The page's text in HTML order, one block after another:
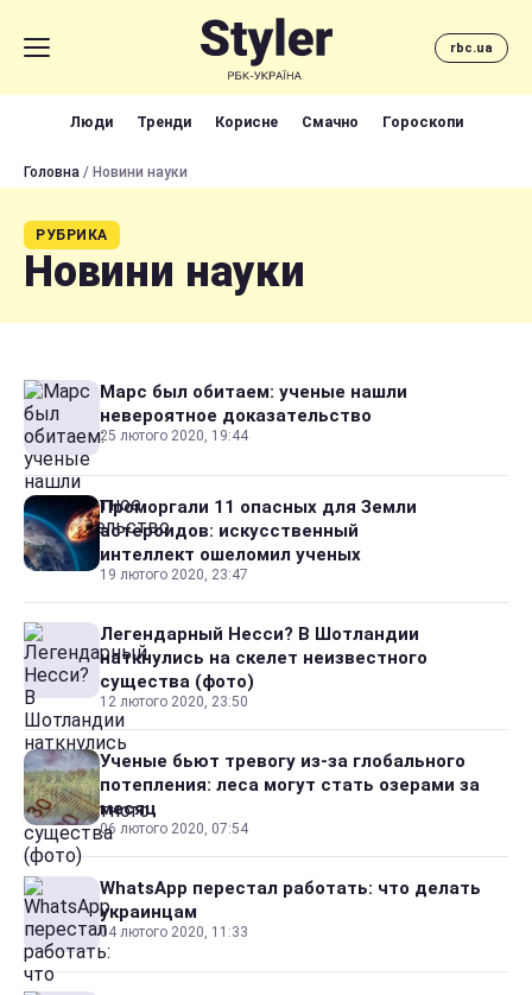
rbc.ua
Люди Тренди Корисне Смачно Гороскопи
Головна / Новини науки
РУБРИКА
Новини науки
Марс был обитаем: ученые нашли
невероятное доказательство
25 лютого 2020, 19:44
Проморгали 11 опасных для Земли
астероидов: искусственный
интеллект ошеломил ученых
19 лютого 2020, 23:47
Легендарный Несси? В Шотландии
наткнулись на скелет неизвестного
существа (фото)
12 лютого 2020, 23:50
Ученые бьют тревогу из-за глобального
потепления: леса могут стать озерами за
месяц
06 лютого 2020, 07:54
WhatsApp перестал работать: что делать
украинцам
04 лютого 2020, 11:33